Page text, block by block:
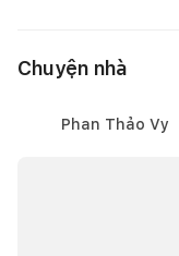
Chuyện nhà
Phan Thảo Vy